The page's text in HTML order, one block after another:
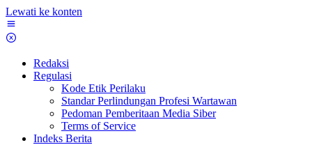
Lewati ke konten
Redaksi
Regulasi
Kode Etik Perilaku
Standar Perlindungan Profesi Wartawan
Pedoman Pemberitaan Media Siber
Terms of Service
Indeks Berita